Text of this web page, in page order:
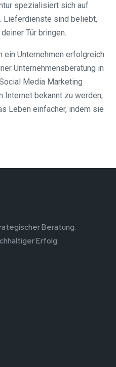
spezialisiert sich auf
Lieferdienste sind beliebt,
Tür bringen.
ein Unternehmen erfolgreich
Unternehmensberatung in
Media Marketing
Internet bekannt zu werden,
Leben einfacher, indem sie
Beratung.
Erfolg.